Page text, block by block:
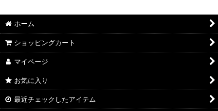
ホーム
ショッピングカート
マイページ
お気に入り
最近チェックしたアイテム